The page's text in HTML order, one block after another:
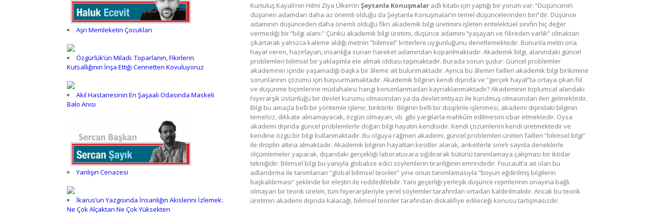
Kurtuluş Kayalı’nın Hilmi Ziya Ülken’in Şeytanla Konuşmalaradlı kitabı için yaptığı bir yorum var: “Düşüncenin
düşünen adamdan daha az önemli olduğu da Şeytanla Konuşmalar’ın temel düşüncelerinden biri”dir. Düşünce
adamının düşünceden daha önemli olduğu fikri akademik bilgi üretimini işleten entelektüel sınıfın hiç değer
vermediği bir “bilgi alanı.” Çünkü akademik bilgi üretimi, düşünce adamını “yaşayan ve fikreden varlık” olmaktan
çıkartarak yalnızca kaleme aldığı metnin “bilimsel” kriterlere uygunluğunu denetlemektedir. Bununla metin ona
hayat veren, hazırlayan, insanlığa sunan hareket adamından koparılmaktadır. Akademik bilgi, alanındaki güncel
problemleri bilimsel bir yaklaşımla ele almak iddiası taşımaktadır. Burada sorun şudur: Güncel problemler
akademinin içinde yaşamadığı başka bir âleme ait bulunmaktadır. Ayrıca bu âlemin failleri akademik bilgi birikimine
sorunlarının çözümü için başvurmamaktadır. Akademik bilginin kendi dışında ve “gerçek hayat”ta ortaya çıkan fiil
ve düşünme biçimlerine müdahalesi hangi konumlanmadan kaynaklanmaktadır? Akademinin toplumsal alandaki
hiyerarşik üstünlüğü bir devlet kurumu olmasından ya da devlet imtiyazı ile kurulmuş olmasından ileri gelmektedir.
Bilgi bu amaçla belli bir yöntemle işlenir, biriktirilir. Bilginin belli bir disiplinle işlenmesi, akademi dışındaki bilginin
temelsiz, dikkate alınamayacak, özgün olmayan, vb. gibi yargılarla mahkûm edilmesini icbar etmektedir. Oysa
akademi dışında güncel problemlerle doğan bilgi hayatın kendisidir. Kendi çözümlerini kendi üretmektedir ve
kendine özgü bir bilgi kullanmaktadır. Bu olguya rağmen akademi, güncel problemleri üreten failleri “bilimsel bilgi”
ile disiplin altına almaktadır. Akademik bilginin hayattan kesitler alarak, anketlerle sınırlı sayıda deneklerle
ölçümlemeler yaparak, dışarıdaki gerçekliği laboratuvara sığdırarak bütünü tanımlamaya çalışması bir iktidar
tekniğidir. Bilimsel bilgi bu yanıyla globalize edici söylemlerin tiranlığının emrindedir. Foucault’a ait olan bu
adlandırma ile tanımlanan “global bilimsel teoriler” yine onun tanımlamasıyla “boyun eğdirilmiş bilgilerin
başkaldırması” şeklinde bir eleştiri ile reddedilebilir. Yani geçerliği yerleşik düşünce rejimlerinin onayına bağlı
olmayan bir teorik üretim, tüm hiyerarşileriyle yerel söylemler tarafından ortadan kaldırılmalıdır. Ancak bu teorik
üretimin akademi dışında kalacağı, bilimsel teoriler tarafından diskalifiye edileceği konusu tartışmasızdır.
Aşrı Memleketin Çocukları
Özgürlük’ün Miladı: Toparlanın, Fikirlerin
Kutsallığının İnşa Ettiği Cennetten Kovuluyoruz
Akıl Hastanesinin En Şaşaalı Odasında Maskeli
Balo Anısı
Yanlışın Cenazesi
İkarus’un Yazgısında İnsanlığın Akislerini İzlemek:
Ne Çok Alçaktan Ne Çok Yüksekten